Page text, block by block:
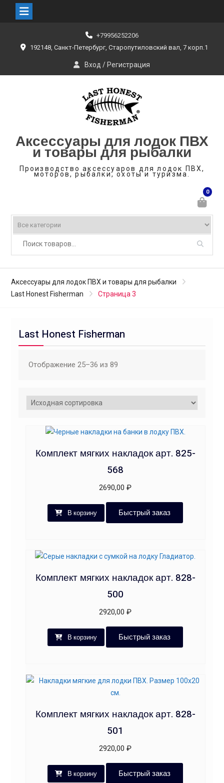
content
+79956252206
192148, Санкт-Петербург, Старопутиловский вал, 7 корп.1
Вход / Регистрация
Аксессуары для лодок ПВХ
и товары для рыбалки
Производство аксессуаров для лодок ПВХ,
моторов, рыбалки, охоты и туризма.
0
Аксессуары для лодок ПВХ и товары для рыбалки
Last Honest Fisherman
Страница 3
Last Honest Fisherman
Отображение 25–36 из 89
Комплект мягких накладок арт. 825-
568
2690,00₽
В корзину Быстрый заказ
Комплект мягких накладок арт. 828-
500
2920,00₽
В корзину Быстрый заказ
Комплект мягких накладок арт. 828-
501
2920,00₽
В корзину Быстрый заказ